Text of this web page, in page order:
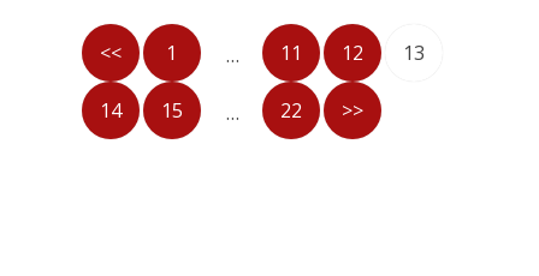
<< 1 … 11 12 13
14 15 … 22 >>